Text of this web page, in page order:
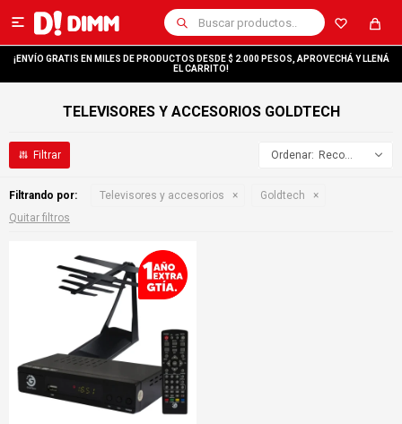

¡ENVÍO GRATIS EN MILES DE PRODUCTOS DESDE $ 2.000 PESOS, APROVECHÁ Y LLENÁ
EL CARRITO!
TELEVISORES Y ACCESORIOS GOLDTECH
Recomendados
Filtrando por: Televisores y accesorios
Goldtech
Quitar filtros